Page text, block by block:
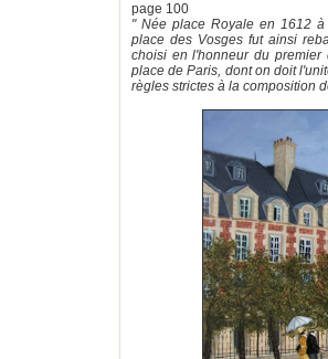
page 100
" Née place Royale en 1612
place des Vosges fut ainsi
choisi en l'honneur du premier
place de Paris, dont on doit
règles strictes à la composition